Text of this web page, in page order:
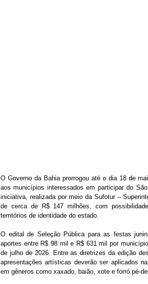
O Governo da Bahia prorrogou até o dia 18 de
aos municípios interessados em participar do
iniciativa, realizada por meio da Sufotur –
de cerca de R$ 147 milhões, com
territórios de identidade do estado.
O edital de Seleção Pública para as festas
aportes entre R$ 98 mil e R$ 631 mil por
de julho de 2026. Entre as diretrizes da edição
apresentações artísticas deverão ser aplicados
em gêneros como xaxado, baião, xote e forró pé-